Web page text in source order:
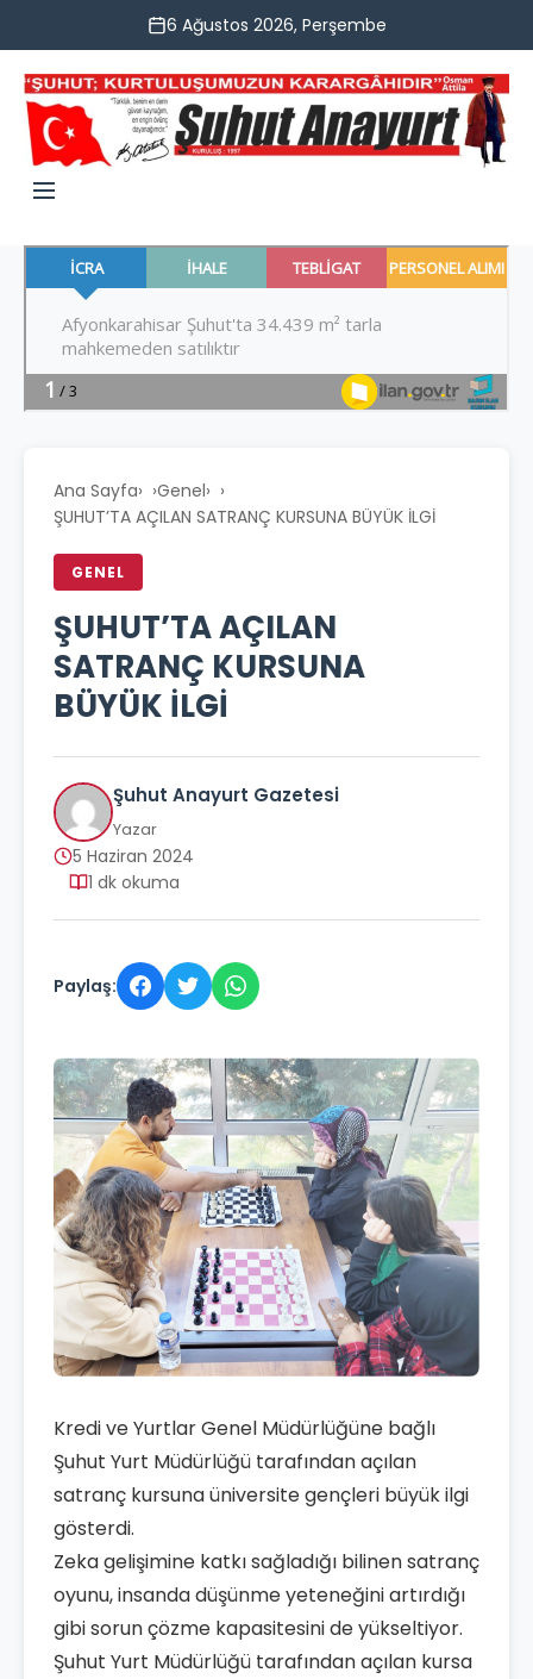
6 Ağustos 2026, Perşembe
Ana Sayfa› Genel›
ŞUHUT’TA AÇILAN SATRANÇ KURSUNA BÜYÜK İLGİ
GENEL
ŞUHUT’TA AÇILAN
SATRANÇ KURSUNA
BÜYÜK İLGİ
Şuhut Anayurt Gazetesi
Yazar
5 Haziran 2024
1 dk okuma
Paylaş:
Kredi ve Yurtlar Genel Müdürlüğüne bağlı
Şuhut Yurt Müdürlüğü tarafından açılan
satranç kursuna üniversite gençleri büyük ilgi
gösterdi.
Zeka gelişimine katkı sağladığı bilinen satranç
oyunu, insanda düşünme yeteneğini artırdığı
gibi sorun çözme kapasitesini de yükseltiyor.
Şuhut Yurt Müdürlüğü tarafından açılan kursa